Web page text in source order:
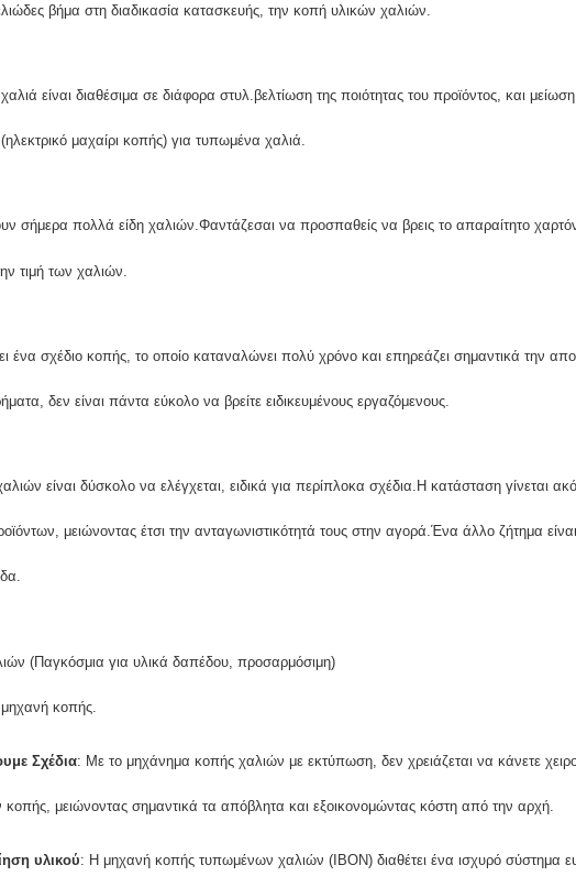
βήμα στη διαδικασία κατασκευής, την κοπή υλικών χαλιών.
είναι διαθέσιμα σε διάφορα στυλ.βελτίωση της ποιότητας του προϊόντος, και
μαχαίρι κοπής) για τυπωμένα χαλιά.
σήμερα πολλά είδη χαλιών.Φαντάζεσαι να προσπαθείς να βρεις το απαραίτητο
τιμή των χαλιών.
ένα σχέδιο κοπής, το οποίο καταναλώνει πολύ χρόνο και επηρεάζει σημαντικά την
δεν είναι πάντα εύκολο να βρείτε ειδικευμένους εργαζόμενους.
είναι δύσκολο να ελέγχεται, ειδικά για περίπλοκα σχέδια.Η κατάσταση γίνεται
μειώνοντας έτσι την ανταγωνιστικότητά τους στην αγορά.Ένα άλλο ζήτημα
(Παγκόσμια για υλικά δαπέδου, προσαρμόσιμη)
μηχανή κοπής.
Σχέδια: Με το μηχάνημα κοπής χαλιών με εκτύπωση, δεν χρειάζεται να κάνετε
κοπής, μειώνοντας σημαντικά τα απόβλητα και εξοικονομώντας κόστη από την αρχή.
υλικού: Η μηχανή κοπής τυπωμένων χαλιών (IBON) διαθέτει ένα ισχυρό σύστημα